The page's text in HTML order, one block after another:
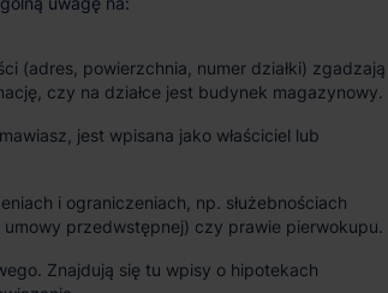
(adres, powierzchnia, numer działki) zgadzają
czy na działce jest budynek magazynowy.
jest wpisana jako właściciel lub
i ograniczeniach, np. służebnościach
przedwstępnej) czy prawie pierwokupu.
Znajdują się tu wpisy o hipotekach